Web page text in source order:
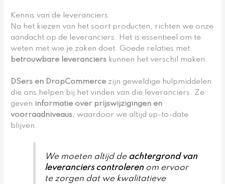
Kennis van de leveranciers
Na het kiezen van het soort producten, richten we onze
aandacht op de leveranciers. Het is essentieel om te
weten met wie je zaken doet. Goede relaties met
betrouwbare leveranciers kunnen het verschil maken.
DSers en DropCommerce zijn geweldige hulpmiddelen
die ons helpen bij het vinden van die leveranciers. Ze
geven informatie over prijswijzigingen en
voorraadniveaus, waardoor we altijd up-to-date
blijven.
We moeten altijd de achtergrond van
leveranciers controlerenom ervoor
te zorgen dat we kwalitatieve